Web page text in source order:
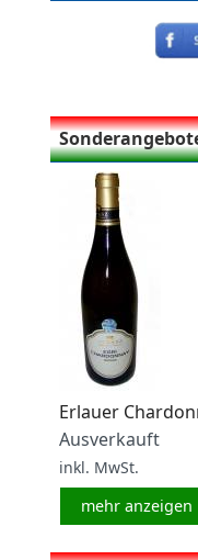
Erlauer
Ausverkauft
inkl. MwSt.
mehr anzeigen